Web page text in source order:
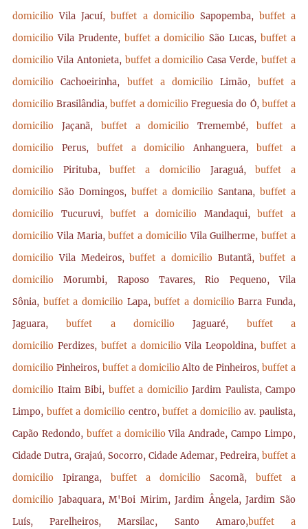
domicilioVila Jacuí,buffet a domicilio Sapopemba, buffet a
domicilioVila Prudente, buffet a domicilio São Lucas, buffet a
domicilioVila Antonieta, buffet a domicilioCasa Verde,buffet a
domicilioCachoeirinha, buffet a domicilioLimão, buffet a
domicilioBrasilândia,buffet a domicilioFreguesia do Ó, buffet a
domicilio Jaçanã, buffet a domicilioTremembé,buffet a
domicilio Perus, buffet a domicilioAnhanguera,buffet a
domicilio Pirituba,buffet a domicilio Jaraguá,buffet a
domicilio São Domingos, buffet a domicilio Santana, buffet a
domicilio Tucuruvi,buffet a domicilio Mandaqui,buffet a
domicilioVila Maria,buffet a domicilioVila Guilherme,buffet a
domicilioVila Medeiros,buffet a domicilio Butantã,buffet a
domicilioMorumbi, Raposo Tavares, Rio Pequeno, Vila
Sônia, buffet a domicilio Lapa,buffet a domicilioBarra Funda,
Jaguara,buffet a domicilioJaguaré, buffet a
domicilio Perdizes, buffet a domicilioVila Leopoldina,buffet a
domicilio Pinheiros, buffet a domicilioAlto de Pinheiros,buffet a
domicilio Itaim Bibi, buffet a domicilio Jardim Paulista, Campo
Limpo, buffet a domicilio centro,buffet a domicilioav. paulista,
Capão Redondo, buffet a domicilioVila Andrade, Campo Limpo,
Cidade Dutra, Grajaú, Socorro, Cidade Ademar, Pedreira, buffet a
domicilio Ipiranga, buffet a domicilio Sacomã, buffet a
domicilio Jabaquara, M'Boi Mirim, Jardim Ângela, Jardim São
Luís, Parelheiros, Marsilac, Santo Amaro,buffet a